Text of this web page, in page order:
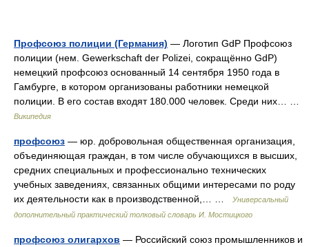
Профсоюз полиции (Германия) — Логотип GdP Профсоюз
полиции (нем. Gewerkschaft der Polizei, сокращённо GdP)
немецкий профсоюз основанный 14 сентября 1950 года в
Гамбурге, в котором организованы работники немецкой
полиции. В его состав входят 180.000 человек. Среди них… …
Википедия
профсоюз — юр. добровольная общественная организация,
объединяющая граждан, в том числе обучающихся в высших,
средних специальных и профессионально технических
учебных заведениях, связанных общими интересами по роду
их деятельности как в производственной,… …
Универсальный
дополнительный практический толковый словарь И. Мостицкого
профсоюз олигархов — Российский союз промышленников и